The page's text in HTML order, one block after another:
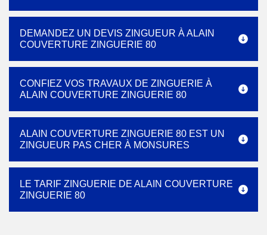
DEMANDEZ UN DEVIS ZINGUEUR À ALAIN
COUVERTURE ZINGUERIE 80
CONFIEZ VOS TRAVAUX DE ZINGUERIE À
ALAIN COUVERTURE ZINGUERIE 80
ALAIN COUVERTURE ZINGUERIE 80 EST UN
ZINGUEUR PAS CHER À MONSURES
LE TARIF ZINGUERIE DE ALAIN COUVERTURE
ZINGUERIE 80